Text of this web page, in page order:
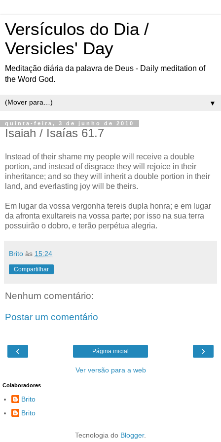
Versículos do Dia /
Versicles' Day
Meditação diária da palavra de Deus - Daily meditation of
the Word God.
▼
quinta-feira, 3 de junho de 2010
Isaiah / Isaías 61.7
Instead of their shame my people will receive a double
portion, and instead of disgrace they will rejoice in their
inheritance; and so they will inherit a double portion in their
land, and everlasting joy will be theirs.
Em lugar da vossa vergonha tereis dupla honra; e em lugar
da afronta exultareis na vossa parte; por isso na sua terra
possuirão o dobro, e terão perpétua alegria.
Brito às 15:24
Compartilhar
Nenhum comentário:
Postar um comentário
‹ ›
Página inicial
Ver versão para a web
Colaboradores
Brito
Brito
Tecnologia do Blogger.